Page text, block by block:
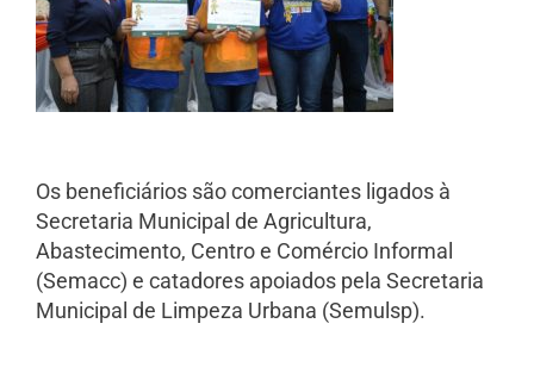
Os beneficiários são comerciantes ligados à
Secretaria Municipal de Agricultura,
Abastecimento, Centro e Comércio Informal
(Semacc) e catadores apoiados pela Secretaria
Municipal de Limpeza Urbana (Semulsp).